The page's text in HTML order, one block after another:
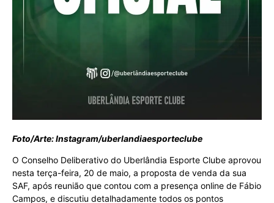
Foto/Arte: Instagram/uberlandiaesporteclube
O Conselho Deliberativo do Uberlândia Esporte Clube aprovou
nesta terça-feira, 20 de maio, a proposta de venda da sua
SAF, após reunião que contou com a presença online de Fábio
Campos, e discutiu detalhadamente todos os pontos